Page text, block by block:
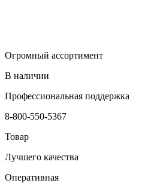
Огромный ассортимент
В наличии
Профессиональная поддержка
8-800-550-5367
Товар
Лучшего качества
Оперативная